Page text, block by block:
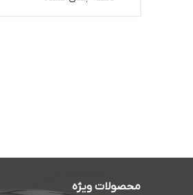
محصولات ویژه